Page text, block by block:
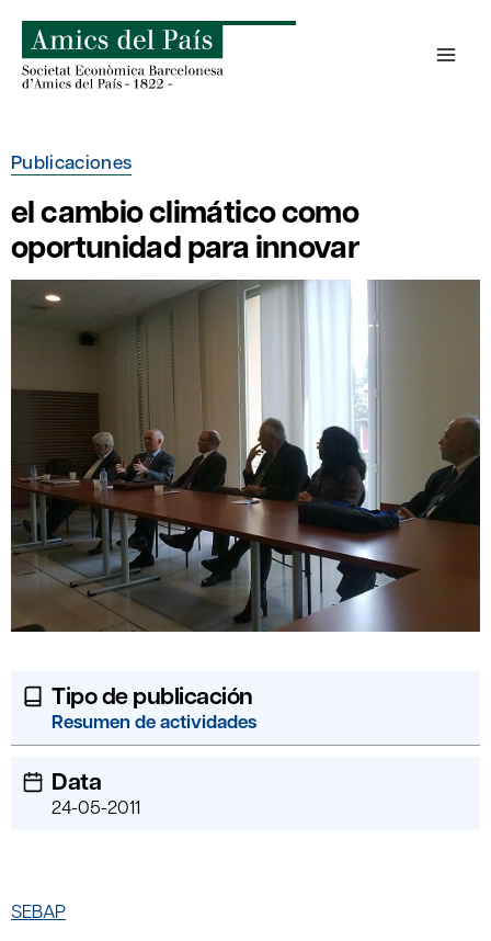
contenido
Publicaciones
el cambio climático como
oportunidad para innovar
Tipo de publicación
Resumen de actividades
Data
24-05-2011
SEBAP